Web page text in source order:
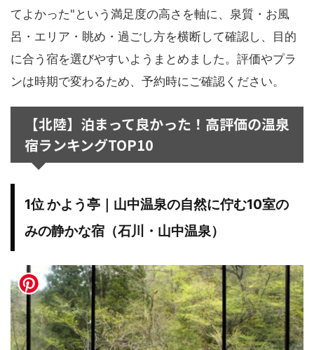
てよかった"という満足度の高さを軸に、泉質・お風
呂・エリア・眺め・過ごし方を横断して確認し、目的
に合う宿を選びやすいようまとめました。評価やプラ
ンは時期で変わるため、予約時にご確認ください。
【北陸】泊まって良かった！高評価の温泉
宿ランキングTOP10
1位 かよう亭｜山中温泉の自然に佇む10室の
みの静かな宿（石川・山中温泉）